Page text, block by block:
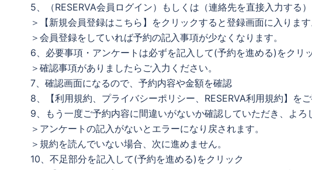
5、（RESERVA会員ログイン）もしくは（連絡先を直接入力する
＞【新規会員登録はこちら】をクリックすると登録画面に入ります
＞会員登録をしていれば予約の記入事項が少なくなります。
6、必要事項・アンケートは必ずを記入して(予約を進める)をクリ
＞確認事項がありましたらご入力ください。
7、確認画面になるので、予約内容や金額を確認
8、【利用規約、プライバシーポリシー、RESERVA利用規約】を
9、もう一度ご予約内容に間違いがないか確認していただき、よろ
＞アンケートの記入がないとエラーになり戻されます。
＞規約を読んでいない場合、次に進めません。
10、不足部分を記入して(予約を進める)をクリック